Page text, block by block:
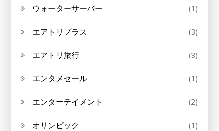
ウォーターサーバー (1)
エアトリプラス (3)
エアトリ旅行 (3)
エンタメセール (1)
エンターテイメント (2)
オリンピック (1)